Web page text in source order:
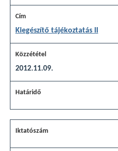
Kiegészítő tájékoztatás II
2012.11.09.